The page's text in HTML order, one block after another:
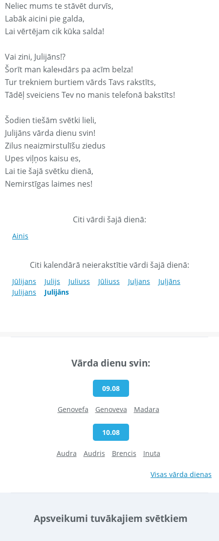
Neliec mums te stāvēt durvīs,
Labāk aicini pie galda,
Lai vērtējam cik kūka salda!
Vai zini, Julijāns!?
Šorīt man kaleнdārs pa acīm belza!
Tur trekniem burtiem vārds Tavs rakstīts,
Tādēļ sveiciens Tev no manis telefonā bakstīts!
Šodien tiešām svētki lieli,
Julijāns vārda dienu svin!
Zilus neaizmirstulīšu ziedus
Upes viļņos kaisu es,
Lai tie šajā svētku dienā,
Nemirstīgas laimes nes!
Citi vārdi šajā dienā:
Ainis
Citi kalendārā neierakstītie vārdi šajā dienā:
Jūlijans Julijs Juliuss Jūliuss Juļjans
Juļjāns
Julijans
Julijāns
Vārda dienu svin:
09.08
Genovefa Genoveva Madara
10.08
Audra Audris Brencis Inuta
Visas vārda dienas
Apsveikumi tuvākajiem svētkiem